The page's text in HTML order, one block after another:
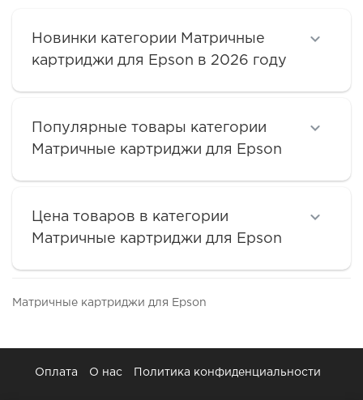
Новинки категории Матричные
картриджи для Epson в 2026 году
Популярные товары категории
Матричные картриджи для Epson
Цена товаров в категории
Матричные картриджи для Epson
Матричные картриджи для Epson
Оплата О нас Политика конфиденциальности